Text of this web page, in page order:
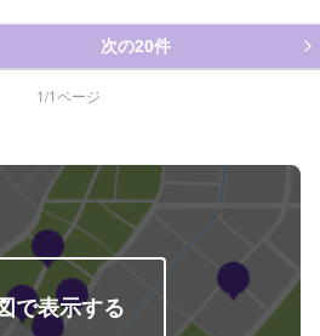
次の20件
1/1ページ
で表示する